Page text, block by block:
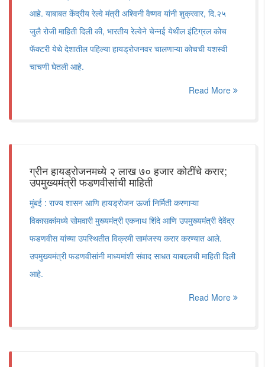
आहे. याबाबत केंद्रीय रेल्वे मंत्री अश्विनी वैष्णव यांनी शुक्रवार, दि.२५
जुलै रोजी माहिती दिली की, भारतीय रेल्वेने चेन्नई येथील इंटिग्रल कोच
फॅक्टरी येथे देशातील पहिल्या हायड्रोजनवर चालणाऱ्या कोचची यशस्वी
चाचणी घेतली आहे.
Read More
ग्रीन हायड्रोजनमध्ये २ लाख ७० हजार कोटींचे करार;
उपमुख्यमंत्री फडणवीसांची माहिती
मुंबई : राज्य शासन आणि हायड्रोजन ऊर्जा निर्मिती करणाऱ्या
विकासकांमध्ये सोमवारी मुख्यमंत्री एकनाथ शिंदे आणि उपमुख्यमंत्री देवेंद्र
फडणवीस यांच्या उपस्थितीत विक्रमी सामंजस्य करार करण्यात आले.
उपमुख्यमंत्री फडणवीसांनी माध्यमांशी संवाद साधत याबद्दलची माहिती दिली
आहे.
Read More